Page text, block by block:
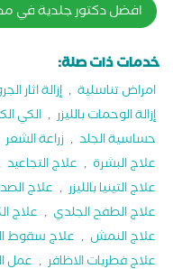
افضل دكتور جلدية في
خدمات ذات صلة:
امراض تناسلية , إزالة اثار
إزالة الوحمات بالليزر , الكي
حساسية الجلد , زراعة الشعر
علاج البشرة , علاج التجاعيد
علاج التينيا بالليزر , علاج
علاج الطفح الجلدي , علاج
علاج النمش , علاج سقوط
علاج فطريات الاظافر , عمل